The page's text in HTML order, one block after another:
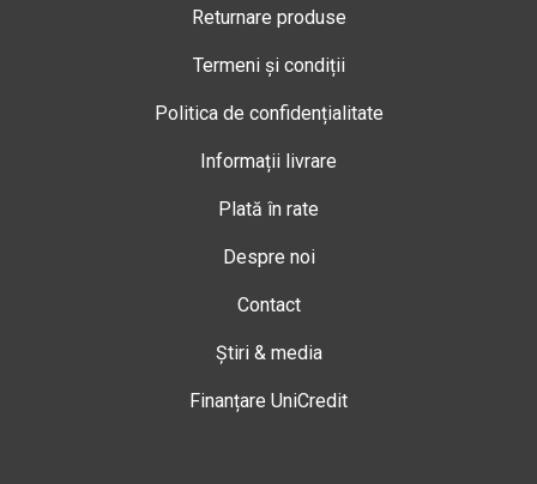
Returnare produse
Termeni și condiții
Politica de confidențialitate
Informații livrare
Plată în rate
Despre noi
Contact
Știri & media
Finanțare UniCredit